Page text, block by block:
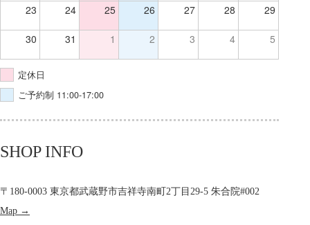
23 24 25 26 27 28 29
30 31 1 2 3 4 5
定休日
ご予約制 11:00-17:00
SHOP INFO
〒180-0003 東京都武蔵野市吉祥寺南町2丁目29-5 朱合院#002
Map →